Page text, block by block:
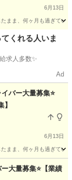
6月13日
まま、何ヶ月も過ぎて
くれる人いま
高時給求人多数✨
Ad
バー大量募集⭐
6月13日
まま、何ヶ月も過ぎて
ー大量募集⭐【業績